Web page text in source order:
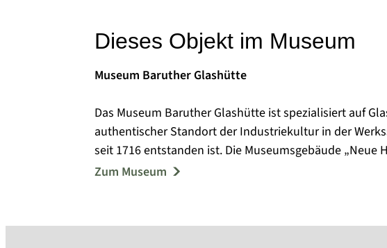
Dieses Objekt im Museum
Museum Baruther Glashütte
Das Museum Baruther Glashütte ist spezialisiert auf
authentischer Standort der Industriekultur in der
seit 1716 entstanden ist. Die Museumsgebäude „Neue
(Bj. 1894) und „Haus am Hüttenbahnhof“ (Bj. 1875)
Glasfertigung von mundgeblasenem Hohl- und
Zum Museum